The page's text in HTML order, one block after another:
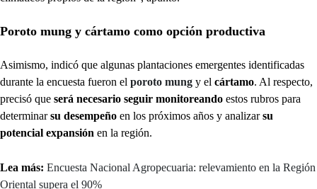
Poroto mung y cártamo como opción productiva
Asimismo, indicó que algunas plantaciones emergentes identificadas
durante la encuesta fueron el poroto mung y el cártamo. Al respecto,
precisó que será necesario seguir monitoreando estos rubros para
determinarsu desempeño en los próximos años y analizarsu
potencial expansión en la región.
Lea más: Encuesta Nacional Agropecuaria: relevamiento en la Región
Oriental supera el 90%